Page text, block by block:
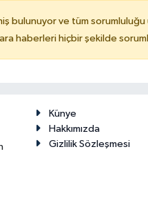
bulunuyor ve tüm sorumluluğu
haberleri hiçbir şekilde
Künye
Hakkımızda
Gizlilik Sözleşmesi